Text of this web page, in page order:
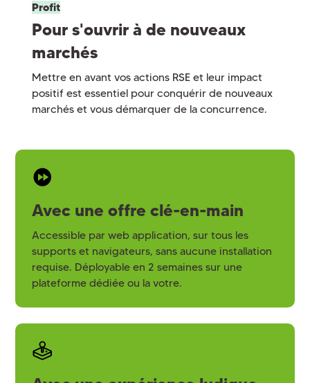
Profit
Pour s'ouvrir à de nouveaux
marchés
Mettre en avant vos actions RSE et leur impact
positif est essentiel pour conquérir de nouveaux
marchés et vous démarquer de la concurrence.
Avec une offre clé-en-main
Accessible par web application, sur tous les
supports et navigateurs, sans aucune installation
requise. Déployable en 2 semaines sur une
plateforme dédiée ou la votre.